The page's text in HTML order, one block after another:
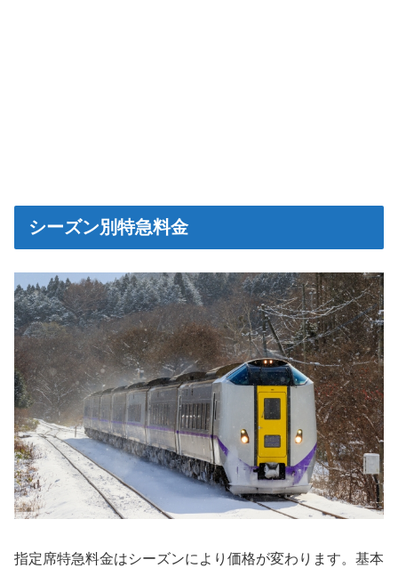
シーズン別特急料金
指定席特急料金はシーズンにより価格が変わります。基本